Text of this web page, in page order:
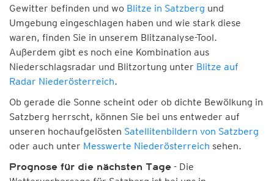
Gewitter befinden und wo Blitze in Satzberg und
Umgebung eingeschlagen haben und wie stark diese
waren, finden Sie in unserem Blitzanalyse-Tool.
Außerdem gibt es noch eine Kombination aus
Niederschlagsradar und Blitzortung unter Blitze auf
Radar Niederösterreich.
Ob gerade die Sonne scheint oder ob dichte Bewölkung in
Satzberg herrscht, können Sie bei uns entweder auf
unseren hochaufgelösten Satellitenbildern von Satzberg
oder auch unter Messwerte Niederösterreich sehen.
Prognose für die nächsten Tage - Die